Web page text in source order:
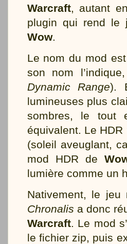
Warcraft, autant
plugin qui rend le
Wow.
Le nom du mod
son nom
Dynamic Range).
lumineuses plus
sombres, le tout
équivalent. Le
(soleil aveuglant,
mod HDR de
lumière comme un
Nativement, le
Chronalis a donc
Warcraft. Le mod
le fichier zip, puis